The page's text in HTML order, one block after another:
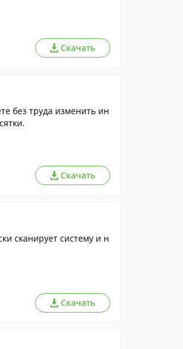
Скачать
без труда изменить ин
8 и 8.1 на более современный интерфейс десятки.
Скачать
сканирует систему и н
Скачать